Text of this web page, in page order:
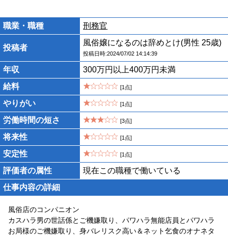
職業・職種 刑務官
投稿者
風俗嬢になるのは辞めとけ(男性 25歳)
投稿日時:2024/07/02 14:14:39
年収
300万円以上400万円未満
給料
[1点]
やりがい [1点]
労働時間の短さ [3点]
将来性 [1点]
安定性 [1点]
評価者の属性
現在この職種で働いている
仕事内容の詳細
風俗店のコンパニオン
カスハラ男の世話係とご機嫌取り、パワハラ無能店員とパワハラ
お局様のご機嫌取り、身バレリスク高い＆ネット乞食のオナネタ